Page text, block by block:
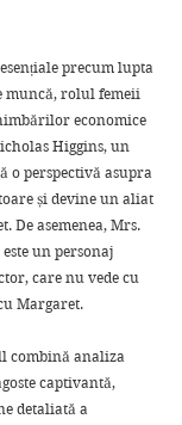
precum lupta
muncă, rolul femeii
economice
Higgins, un
o perspectivă asupra
și devine un aliat
De asemenea, Mrs.
un personaj
care nu vede cu
Margaret.
combină analiza
captivantă,
detaliată a